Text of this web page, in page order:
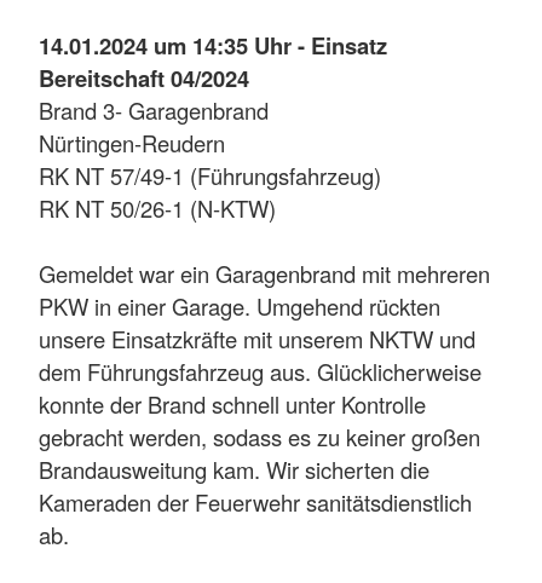
14.01.2024 um 14:35 Uhr - Einsatz
Bereitschaft 04/2024
Brand 3- Garagenbrand
Nürtingen-Reudern
RK NT 57/49-1 (Führungsfahrzeug)
RK NT 50/26-1 (N-KTW)
Gemeldet war ein Garagenbrand mit mehreren
PKW in einer Garage. Umgehend rückten
unsere Einsatzkräfte mit unserem NKTW und
dem Führungsfahrzeug aus. Glücklicherweise
konnte der Brand schnell unter Kontrolle
gebracht werden, sodass es zu keiner großen
Brandausweitung kam. Wir sicherten die
Kameraden der Feuerwehr sanitätsdienstlich
ab.